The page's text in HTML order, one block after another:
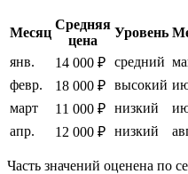
Месяц
Средняя
цена
Уровень
янв.
14 000 ₽ средний
февр.
18 000 ₽ высокий
март
11 000 ₽ низкий
апр.
12 000 ₽ низкий
Часть значений оценена по